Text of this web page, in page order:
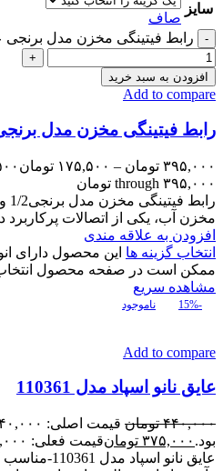
سایز
صاف
رابط فیتینگی مخزن مدل برنجی
افزودن به سبد خرید
Add to compare
رابط فیتینگی مخزن مدل
۳۹۵,۰۰۰ تومان – ۱۷۵,۵۰۰ تومان
through ۳۹۵,۰۰۰ تومان
مخزن آب، یکی از اتصالات
افزودن به علاقه مندی
انتخاب گزینه ها این محصول دارای
ممکن است در صفحه محصول
مشاهده سریع
-15% ناموجود
Add to compare
عایق نانو اسپاد مدل 110361
۴۴۰,۰۰۰ تومان
بود. ۳۷۵,۰۰۰ تومانقیمت فعلی: ۳۷۵,۰۰۰ تومان.
عایق نانو